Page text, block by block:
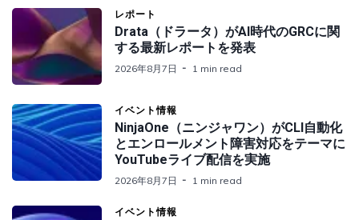
レポート
Drata（ドラータ）がAI時代のGRCに関
する最新レポートを発表
2026年8月7日 1 min read
イベント情報
NinjaOne（ニンジャワン）がCLI自動化
とエンロールメント障害対応をテーマに
YouTubeライブ配信を実施
2026年8月7日 1 min read
イベント情報